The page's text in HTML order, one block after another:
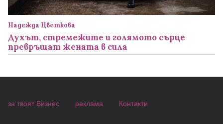
Надежда Цветкова
Духът, стремежите и голямото сърце
превръщат жената в сила
за твоят Бизнес реклама Контакти